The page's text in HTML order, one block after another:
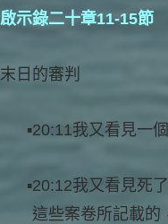
啟示錄二十章11-15節
末日的審判
20:11我又看見一
20:12我又看見死
這些案卷所記載的